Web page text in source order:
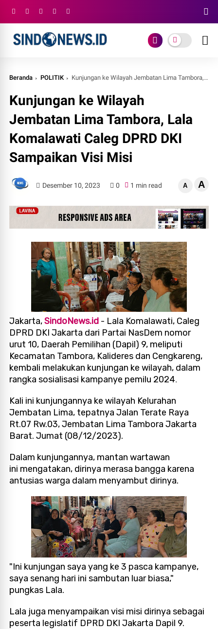
Beranda POLITIK Kunjungan ke Wilayah Jembatan Lima Tambora, Lala Komalawati Caleg DPRD DKI Sampaikan Visi Misi
Kunjungan ke Wilayah
Jembatan Lima Tambora, Lala
Komalawati Caleg DPRD DKI
Sampaikan Visi Misi
Desember 10, 2023 0 1 min read A A
Jakarta,SindoNews.id - Lala Komalawati, Caleg
DPRD DKI Jakarta dari Partai NasDem nomor
urut 10, Daerah Pemilihan (Dapil) 9, meliputi
Kecamatan Tambora, Kalideres dan Cengkareng,
kembali melakukan kunjungan ke wilayah, dalam
rangka sosialisasi kampanye pemilu 2024.
Kali ini kunjungannya ke wilayah Kelurahan
Jembatan Lima, tepatnya Jalan Terate Raya
Rt.07 Rw.03, Jembatan Lima Tambora Jakarta
Barat. Jumat (08/12/2023).
Dalam kunjungannya, mantan wartawan
ini mengatakan, dirinya merasa bangga karena
antusias warga dalam menyambut dirinya.
"Ini kunjungan saya yang ke 3 pasca kampanye,
saya senang hari ini sambutan luar biasa,"
pungkas Lala.
Lala juga menyampaikan visi misi dirinya sebagai
peserta legislatif DPRD DKI Jakarta Dapil 9.